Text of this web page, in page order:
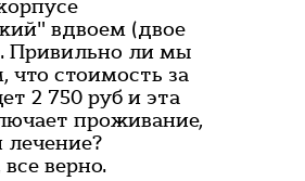
вдвоем (двое
Привильно ли мы
что стоимость за
2 750 руб и эта
проживание,
лечение?
верно.